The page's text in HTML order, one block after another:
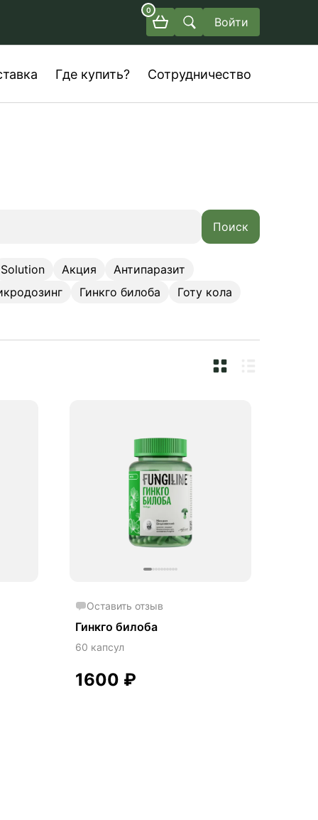
0
Войти
Где купить? Сотрудничество
Поиск
Solution Акция
Антипаразит
Гинкго билоба
Готу кола
Оставить отзыв
Гинкго билоба
60 капсул
1600 ₽